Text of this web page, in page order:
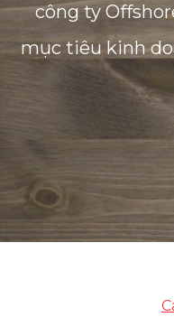
công ty
mục tiêu kinh